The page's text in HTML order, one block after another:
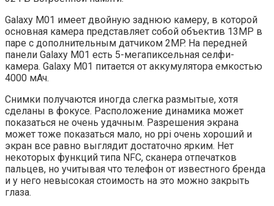
Galaxy M01 имеет двойную заднюю камеру, в которой
основная камера представляет собой объектив 13MP в
паре с дополнительным датчиком 2MP. На передней
панели Galaxy M01 есть 5-мегапиксельная селфи-
камера. Galaxy M01 питается от аккумулятора емкостью
4000 мАч.
Снимки получаются иногда слегка размытые, хотя
сделаны в фокусе. Расположение динамика может
показаться не очень удачным. Разрешения экрана
может тоже показаться мало, но ppi очень хороший и
экран все равно выглядит достаточно ярким. Нет
некоторых функций типа NFC, сканера отпечатков
пальцев, но учитывая что телефон от известного бренда
и у него невысокая стоимость на это можно закрыть
глаза.